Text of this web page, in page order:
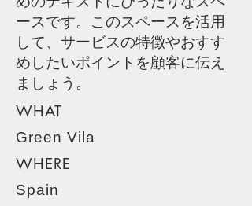
ースです。このスペースを活用
して、サービスの特徴やおすす
めしたいポイントを顧客に伝え
ましょう。
WHAT
Green Vila
WHERE
Spain